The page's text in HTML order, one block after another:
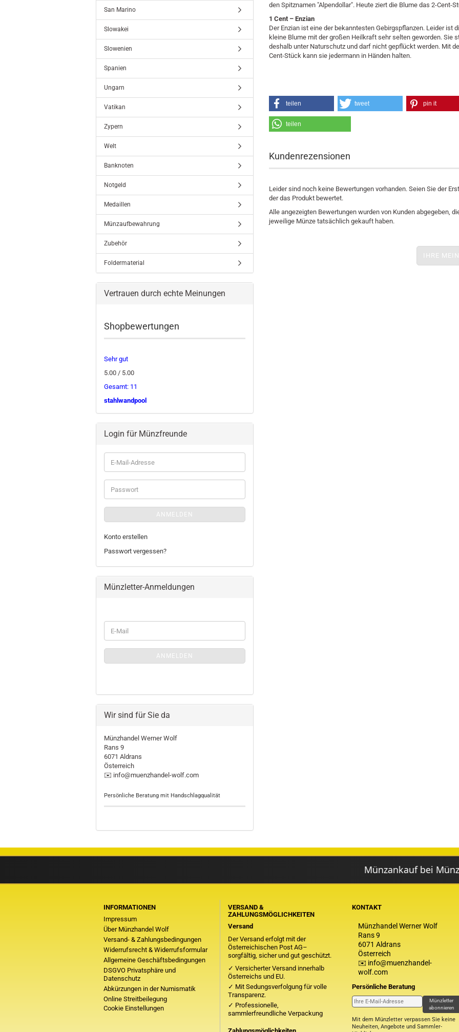
den Spitznamen "Alpendollar". Heute ziert die Blume das 2-Cent-
1 Cent – Enzian
Der Enzian ist eine der bekanntesten Gebirgspflanzen. Leider ist
kleine Blume mit der großen Heilkraft sehr selten geworden. Sie
deshalb unter Naturschutz und darf nicht gepflückt werden. Mit
Cent-Stück kann sie jedermann in Händen halten.
teilen tweet pin it
teilen
Kundenrezensionen
Leider sind noch keine Bewertungen vorhanden. Seien Sie der
der das Produkt bewertet.
Alle angezeigten Bewertungen wurden von Kunden abgegeben,
jeweilige Münze tatsächlich gekauft haben.
IHRE
San Marino
Slowakei
Slowenien
Spanien
Ungarn
Vatikan
Zypern
Welt
Banknoten
Notgeld
Medaillen
Münzaufbewahrung
Zubehör
Foldermaterial
Vertrauen durch echte Meinungen
Shopbewertungen
Sehr gut
5.00 / 5.00
Gesamt: 11
stahlwandpool
Login für Münzfreunde
E-
Mail-
Adresse
Passwort
ANMELDEN
Konto erstellen
Passwort vergessen?
Münzletter-Anmeldungen
WEITER
ZUR
E-
Mail
ANMELDEN
Wir sind für Sie da
Münzhandel Werner Wolf
Rans 9
6071 Aldrans
Österreich
✉️ info@muenzhandel-wolf.com
Persönliche Beratung mit Handschlagqualität
Münzankauf bei
INFORMATIONEN
Impressum
Über Münzhandel Wolf
Versand- & Zahlungsbedingungen
Widerrufsrecht & Widerrufsformular
Allgemeine Geschäftsbedingungen
DSGVO Privatsphäre und
Datenschutz
Abkürzungen in der Numismatik
Online Streitbeilegung
Cookie Einstellungen
VERSAND &
ZAHLUNGSMÖGLICHKEITEN
Versand
Der Versand erfolgt mit der
Österreichischen Post AG–
sorgfältig, sicher und gut geschützt.
✓ Versicherter Versand innerhalb
Österreichs und EU.
✓ Mit Sedungsverfolgung für volle
Transparenz.
✓ Professionelle,
sammlerfreundliche Verpackung
KONTAKT
Münzhandel Werner Wolf
Rans 9
6071 Aldrans
Österreich
✉️ info@muenzhandel-
wolf.com
Persönliche Beratung
Münzletter
abonnieren
Mit dem Münzletter verpassen Sie keine
Neuheiten, Angebote und Sammler-